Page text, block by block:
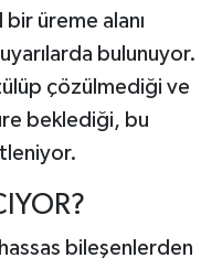
üreme alanı
bulunuyor.
çözülmediği ve
beklediği, bu
bileşenlerden